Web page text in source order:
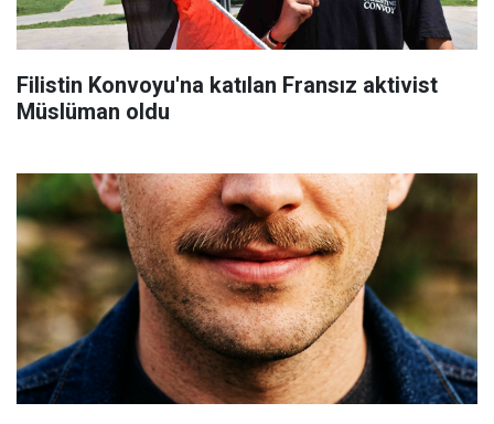
Filistin Konvoyu'na katılan Fransız aktivist
Müslüman oldu